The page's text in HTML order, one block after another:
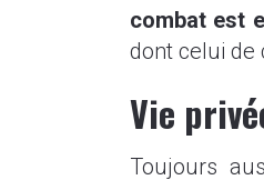
combat est
dont celui de
Vie
Toujours